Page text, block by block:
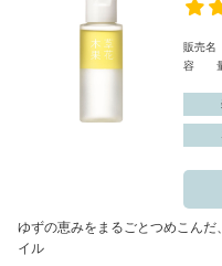
販売
容 量
ゆずの恵みをまるごとつめこん
イル